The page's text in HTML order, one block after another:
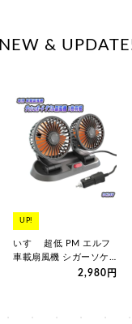
NEW &
UP!
いすゞ 超低 PM エルフ
車載扇風機 シガーソケッ
ト 2段階風量調整 5枚…
2,980円